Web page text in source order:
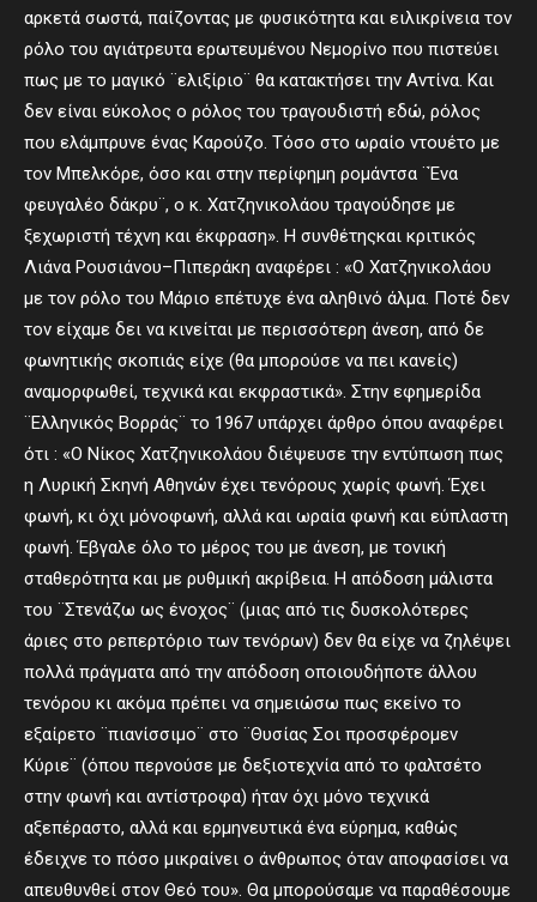
αρκετά σωστά, παίζοντας με φυσικότητα και ειλικρίνεια τον
ρόλο του αγιάτρευτα ερωτευμένου Νεμορίνο που πιστεύει
πως με το μαγικό ¨ελιξίριο¨ θα κατακτήσει την Αντίνα. Και
δεν είναι εύκολος ο ρόλος του τραγουδιστή εδώ, ρόλος
που ελάμπρυνε ένας Καρούζο. Τόσο στο ωραίο ντουέτο με
τον Μπελκόρε, όσο και στην περίφημη ρομάντσα ¨Ένα
φευγαλέο δάκρυ¨, ο κ. Χατζηνικολάου τραγούδησε με
ξεχωριστή τέχνη και έκφραση». Η συνθέτηςκαι κριτικός
Λιάνα Ρουσιάνου–Πιπεράκη αναφέρει : «Ο Χατζηνικολάου
με τον ρόλο του Μάριο επέτυχε ένα αληθινό άλμα. Ποτέ δεν
τον είχαμε δει να κινείται με περισσότερη άνεση, από δε
φωνητικής σκοπιάς είχε (θα μπορούσε να πει κανείς)
αναμορφωθεί, τεχνικά και εκφραστικά». Στην εφημερίδα
¨Ελληνικός Βορράς¨ το 1967 υπάρχει άρθρο όπου αναφέρει
ότι : «Ο Νίκος Χατζηνικολάου διέψευσε την εντύπωση πως
η Λυρική Σκηνή Αθηνών έχει τενόρους χωρίς φωνή. Έχει
φωνή, κι όχι μόνοφωνή, αλλά και ωραία φωνή και εύπλαστη
φωνή. Έβγαλε όλο το μέρος του με άνεση, με τονική
σταθερότητα και με ρυθμική ακρίβεια. Η απόδοση μάλιστα
του ¨Στενάζω ως ένοχος¨ (μιας από τις δυσκολότερες
άριες στο ρεπερτόριο των τενόρων) δεν θα είχε να ζηλέψει
πολλά πράγματα από την απόδοση οποιουδήποτε άλλου
τενόρου κι ακόμα πρέπει να σημειώσω πως εκείνο το
εξαίρετο ¨πιανίσσιμο¨ στο ¨Θυσίας Σοι προσφέρομεν
Κύριε¨ (όπου περνούσε με δεξιοτεχνία από το φαλτσέτο
στην φωνή και αντίστροφα) ήταν όχι μόνο τεχνικά
αξεπέραστο, αλλά και ερμηνευτικά ένα εύρημα, καθώς
έδειχνε το πόσο μικραίνει ο άνθρωπος όταν αποφασίσει να
απευθυνθεί στον Θεό του». Θα μπορούσαμε να παραθέσουμε